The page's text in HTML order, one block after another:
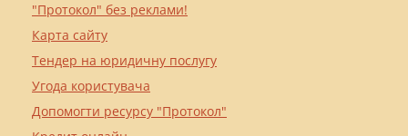
"Протокол" без реклами!
Карта сайту
Тендер на юридичну послугу
Угода користувача
Допомогти ресурсу "Протокол"